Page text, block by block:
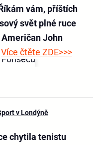
vám, příštích
svět plné ruce
John
Více čtěte ZDE>>>
v Londýně
chytila tenistu